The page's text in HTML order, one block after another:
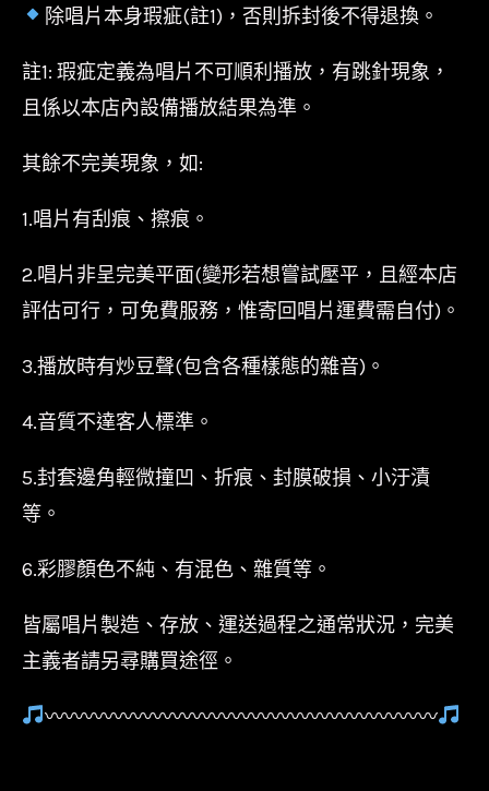
除唱片本身瑕疵(註1)，否則拆封後不得退換。
註1: 瑕疵定義為唱片不可順利播放，有跳針現象，
且係以本店內設備播放結果為準。
其餘不完美現象，如:
1.唱片有刮痕、擦痕。
2.唱片非呈完美平面(變形若想嘗試壓平，且經本店
評估可行，可免費服務，惟寄回唱片運費需自付)。
3.播放時有炒豆聲(包含各種樣態的雜音)。
4.音質不達客人標準。
5.封套邊角輕微撞凹、折痕、封膜破損、小汙漬
等。
6.彩膠顏色不純、有混色、雜質等。
皆屬唱片製造、存放、運送過程之通常狀況，完美
主義者請另尋購買途徑。
〰〰〰〰〰〰〰〰〰〰〰〰〰〰〰〰〰〰〰〰